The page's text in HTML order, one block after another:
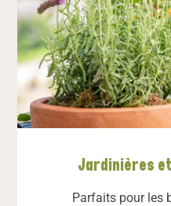
Jardinières
Parfaits pour les